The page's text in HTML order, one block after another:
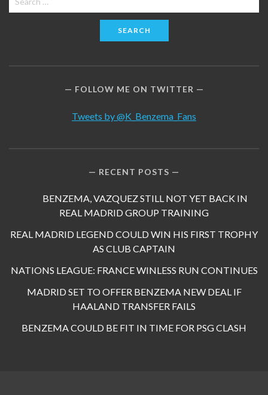
for:
FOLLOW ME ON TWITTER
Tweets by @K_Benzema_Fans
RECENT POSTS
BENZEMA, VAZQUEZ STILL NOT YET BACK IN
REAL MADRID GROUP TRAINING
REAL MADRID LEGEND COULD WIN HIS FIRST TROPHY
AS CLUB CAPTAIN
NATIONS LEAGUE: FRANCE WINLESS RUN CONTINUES
MADRID SET TO OFFER BENZEMA NEW DEAL IF
HAALAND TRANSFER FAILS
BENZEMA COULD BE FIT IN TIME FOR PSG CLASH